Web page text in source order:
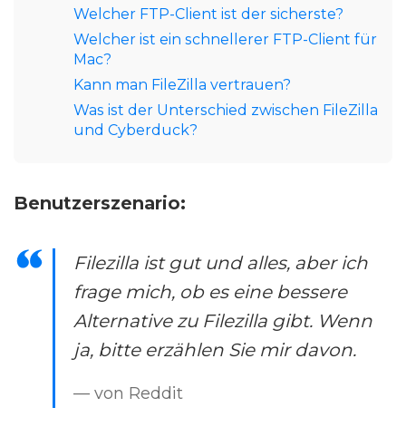
Welcher FTP-Client ist der sicherste?
Welcher ist ein schnellerer FTP-Client für
Mac?
Kann man FileZilla vertrauen?
Was ist der Unterschied zwischen FileZilla
und Cyberduck?
Benutzerszenario:
Filezilla ist gut und alles, aber ich
frage mich, ob es eine bessere
Alternative zu Filezilla gibt. Wenn
ja, bitte erzählen Sie mir davon.
— von Reddit